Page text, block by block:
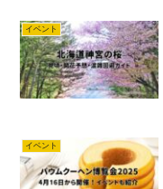
イベント
イベント